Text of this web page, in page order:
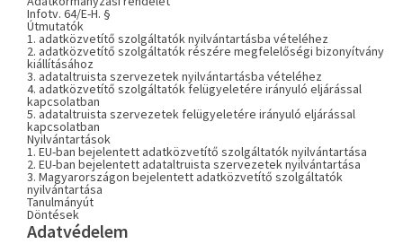
Infotv. 64/E-H. §
Útmutatók
1. adatközvetítő szolgáltatók nyilvántartásba vételéhez
2. adatközvetítő szolgáltatók részére megfelelőségi bizonyítvány
kiállításához
3. adataltruista szervezetek nyilvántartásba vételéhez
4. adatközvetítő szolgáltatók felügyeletére irányuló eljárással
kapcsolatban
5. adataltruista szervezetek felügyeletére irányuló eljárással
kapcsolatban
Nyilvántartások
1. EU-ban bejelentett adatközvetítő szolgáltatók nyilvántartása
2. EU-ban bejelentett adataltruista szervezetek nyilvántartása
3. Magyarországon bejelentett adatközvetítő szolgáltatók
nyilvántartása
Tanulmányút
Döntések
Adatvédelem